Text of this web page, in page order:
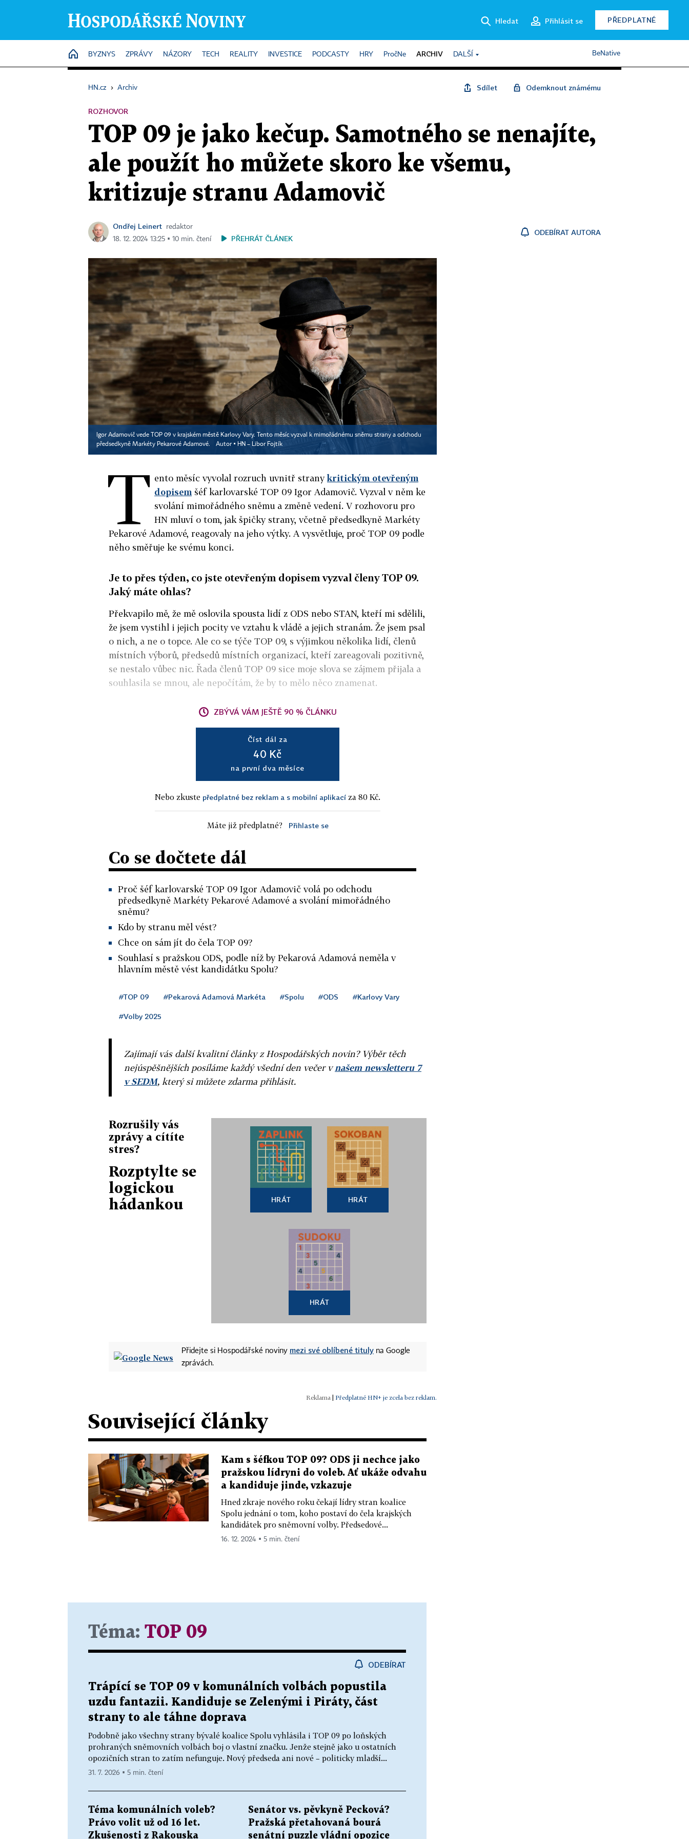
Hledat Přihlásit se PŘEDPLATNÉ
HOME
BYZNYS ZPRÁVY NÁZORY TECH REALITY INVESTICE PODCASTY HRY PročNe ARCHIV DALŠÍ BeNative
HN.cz › Archiv Sdílet Odemknout známému
ROZHOVOR
TOP 09 je jako kečup. Samotného se nenajíte,
ale použít ho můžete skoro ke všemu,
kritizuje stranu Adamovič
Ondřej Leinert
redaktor
18. 12. 2024 13:25 ▪ 10 min. čtení
PŘEHRÁT ČLÁNEK
ODEBÍRAT AUTORA
Igor Adamovič vede TOP 09 v krajském městě Karlovy Vary. Tento měsíc vyzval k mimořádnému sněmu strany a odchodu
předsedkyně Markéty Pekarové Adamové.
Autor ▪ HN – Libor Fojtík
T ento měsíc vyvolal rozruch uvnitř stranykritickým otevřeným
dopisem šéf karlovarské TOP 09 Igor Adamovič. Vyzval v něm ke
svolání mimořádného sněmu a změně vedení. V rozhovoru pro
HN mluví o tom, jak špičky strany, včetně předsedkyně Markéty
Pekarové Adamové, reagovaly na jeho výtky. A vysvětluje, proč TOP 09 podle
něho směřuje ke svému konci.
Je to přes týden, co jste otevřeným dopisem vyzval členy TOP 09.
Jaký máte ohlas?
Překvapilo mě, že mě oslovila spousta lidí z ODS nebo STAN, kteří mi sdělili,
že jsem vystihl i jejich pocity ve vztahu k vládě a jejich stranám. Že jsem psal
o nich, a ne o topce. Ale co se týče TOP 09, s výjimkou několika lidí, členů
místních výborů, předsedů místních organizací, kteří zareagovali pozitivně,
se nestalo vůbec nic. Řada členů TOP 09 sice moje slova se zájmem přijala a
souhlasila se mnou, ale nepočítám, že by to mělo něco znamenat.
ZBÝVÁ VÁM JEŠTĚ 90 % ČLÁNKU
Číst dál za
40 Kč
na první dva měsíce
Nebo zkuste předplatné bez reklam a s mobilní aplikací za 80 Kč.
Máte již předplatné? Přihlaste se
Co se dočtete dál
Proč šéf karlovarské TOP 09 Igor Adamovič volá po odchodu
předsedkyně Markéty Pekarové Adamové a svolání mimořádného
sněmu?
Kdo by stranu měl vést?
Chce on sám jít do čela TOP 09?
Souhlasí s pražskou ODS, podle níž by Pekarová Adamová neměla v
hlavním městě vést kandidátku Spolu?
#TOP 09 #Pekarová Adamová Markéta #Spolu #ODS #Karlovy Vary
#Volby 2025
Zajímají vás další kvalitní články z Hospodářských novin? Výběr těch
nejúspěšnějších posíláme každý všední den večer vnašem newsletteru 7
v SEDM, který si můžete zdarma přihlásit.
Rozrušily vás
zprávy a cítíte
stres?
Rozptylte se
logickou
hádankou
HRÁT HRÁT
HRÁT
Přidejte si Hospodářské noviny mezi své oblíbené tituly na Google
zprávách.
| Předplatné HN+ je zcela bez reklam.
Související články
Kam s šéfkou TOP 09? ODS ji nechce jako
pražskou lídryni do voleb. Ať ukáže odvahu
a kandiduje jinde, vzkazuje
Hned zkraje nového roku čekají lídry stran koalice
Spolu jednání o tom, koho postaví do čela krajských
kandidátek pro sněmovní volby. Předsedové...
16. 12. 2024 ▪ 5 min. čtení
Téma: TOP 09
ODEBÍRAT
Trápící se TOP 09 v komunálních volbách popustila
uzdu fantazii. Kandiduje se Zelenými i Piráty, část
strany to ale táhne doprava
Podobně jako všechny strany bývalé koalice Spolu vyhlásila i TOP 09 po loňských
prohraných sněmovních volbách boj o vlastní značku. Jenže stejně jako u ostatních
opozičních stran to zatím nefunguje. Nový předseda ani nové – politicky mladší...
31. 7. 2026 ▪ 5 min. čtení
Téma komunálních voleb?
Právo volit už od 16 let.
Zkušenosti z Rakouska
Senátor vs. pěvkyně Pecková?
Pražská přetahovaná bourá
senátní puzzle vládní opozice